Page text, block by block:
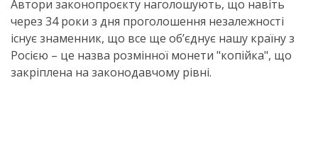
Автори законопроєкту наголошують, що навіть
через 34 роки з дня проголошення незалежності
існує знаменник, що все ще об’єднує нашу країну з
Росією – це назва розмінної монети "копійка", що
закріплена на законодавчому рівні.